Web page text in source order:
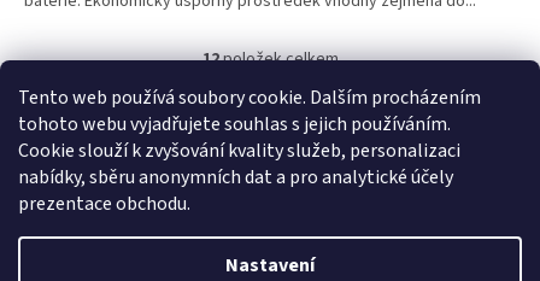
Tento web používá soubory cookie. Dalším procházením
tohoto webu vyjadřujete souhlas s jejich používáním.
Cookieslouží k zvyšování kvality služeb, personalizaci
nabídky, sběru anonymních dat a pro analytické účely
prezentace obchodu.
Nastavení
O
v
l
á
d
a
r
12položek celkem
Heureka.cz
Vytvořil Shoptet